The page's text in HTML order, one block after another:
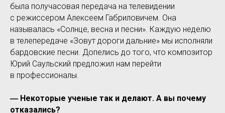
была получасовая передача на телевидении
с режиссером Алексеем Габриловичем. Она
называлась «Солнце, весна и песни». Каждую неделю
в телепередаче «Зовут дороги дальние» мы исполняли
бардовские песни. Допелись до того, что композитор
Юрий Саульский предложил нам перейти
в профессионалы.
― Некоторые ученые так и делают. А вы почему
отказались?